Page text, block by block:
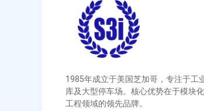
1985年成立于美国芝加哥，专注于工
库及大型停车场。核心优势在于模块
工程领域的领先品牌。